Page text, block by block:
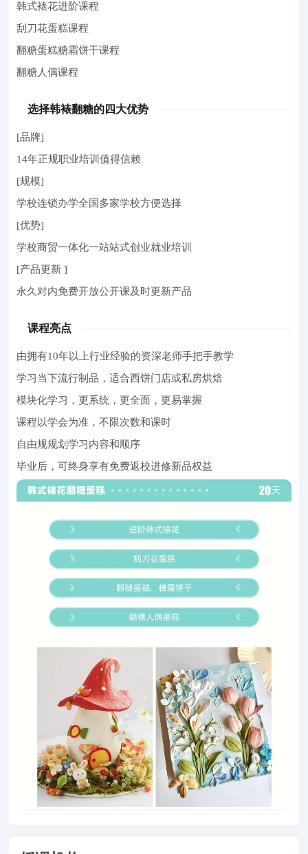
韩式裱花进阶课程
刮刀花蛋糕课程
翻糖蛋糕糖霜饼干课程
翻糖人偶课程
选择韩裱翻糖的四大优势
[品牌]
14年正规职业培训值得信赖
[规模]
学校连锁办学全国多家学校方便选择
[优势]
学校商贸一体化一站站式创业就业培训
[产品更新 ]
永久对内免费开放公开课及时更新产品
课程亮点
由拥有10年以上行业经验的资深老师手把手教学
学习当下流行制品，适合西饼门店或私房烘焙
模块化学习，更系统，更全面，更易掌握
课程以学会为准，不限次数和课时
自由规规划学习内容和顺序
毕业后，可终身享有免费返校进修新品权益